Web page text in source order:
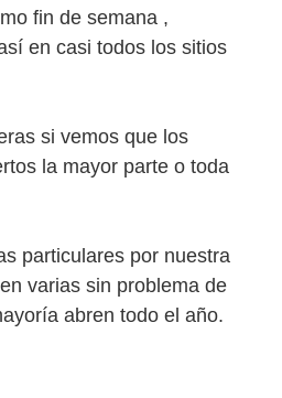
fin de semana ,
en casi todos los sitios
si vemos que los
la mayor parte o toda
particulares por nuestra
varias sin problema de
abren todo el año.